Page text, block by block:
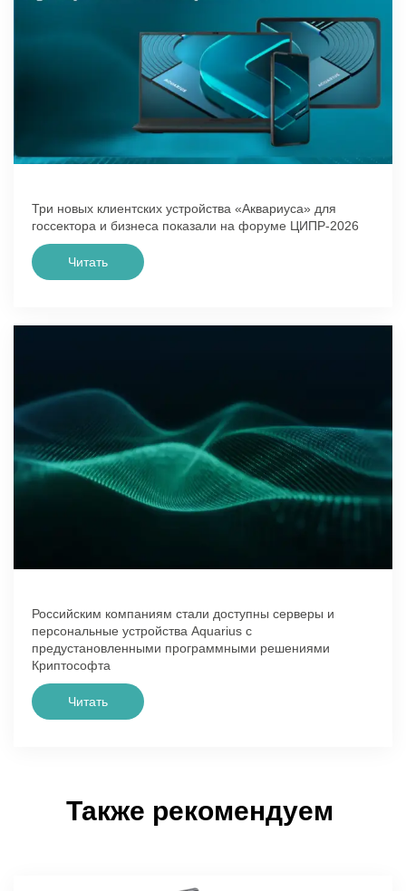
Три новых клиентских устройства «Аквариуса» для
госсектора и бизнеса показали на форуме ЦИПР-2026
Читать
Российским компаниям стали доступны серверы и
персональные устройства Aquarius с
предустановленными программными решениями
Криптософта
Читать
Также рекомендуем